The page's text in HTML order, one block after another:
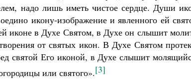
надо лишь иметь чистое сердце. Души
икону-изображение и явленного ей
иконе в Духе Святом, в Духе он слышит
от святых икон. В Духе Святом
святой Его иконой, в Духе слышит
или святого».[3]